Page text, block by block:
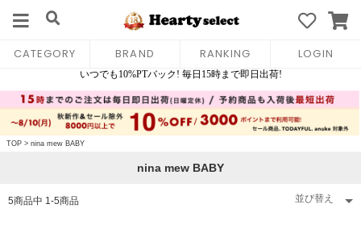
CATEGORY BRAND RANKING LOGIN
TOP > nina mew BABY
nina mew BABY
5商品中 1-5商品